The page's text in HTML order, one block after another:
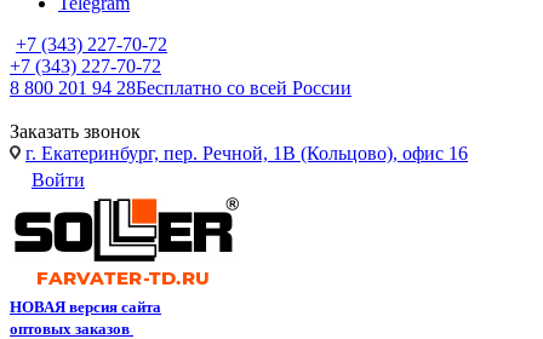
+7 (343) 227-70-72
+7 (343) 227-70-72
8 800 201 94 28Бесплатно со всей России
Заказать звонок
г. Екатеринбург, пер. Речной, 1В (Кольцово), офис 16
Войти
НОВАЯ версия сайта
оптовых заказов